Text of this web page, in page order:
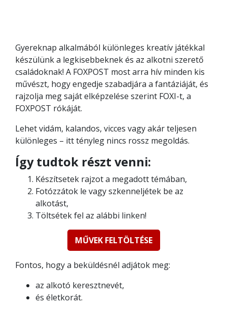
Gyereknap alkalmából különleges kreatív játékkal
készülünk a legkisebbeknek és az alkotni szerető
családoknak! A FOXPOST most arra hív minden kis
művészt, hogy engedje szabadjára a fantáziáját, és
rajzolja meg saját elképzelése szerint FOXI-t, a
FOXPOST rókáját.
Lehet vidám, kalandos, vicces vagy akár teljesen
különleges – itt tényleg nincs rossz megoldás.
Így tudtok részt venni:
Készítsetek rajzot a megadott témában,
Fotózzátok le vagy szkenneljétek be az
alkotást,
Töltsétek fel az alábbi linken!
MŰVEK FELTÖLTÉSE
Fontos, hogy a beküldésnél adjátok meg:
az alkotó keresztnevét,
és életkorát.